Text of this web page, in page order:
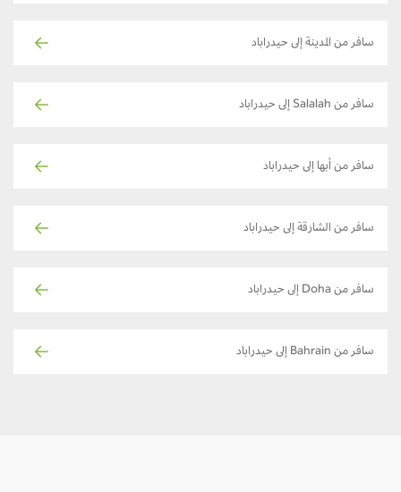
سافر من المدينة إلى حيدراباد
سافر من Salalah إلى حيدراباد
سافر من أبها إلى حيدراباد
سافر من الشارقة إلى حيدراباد
سافر من Doha إلى حيدراباد
سافر من Bahrain إلى حيدراباد